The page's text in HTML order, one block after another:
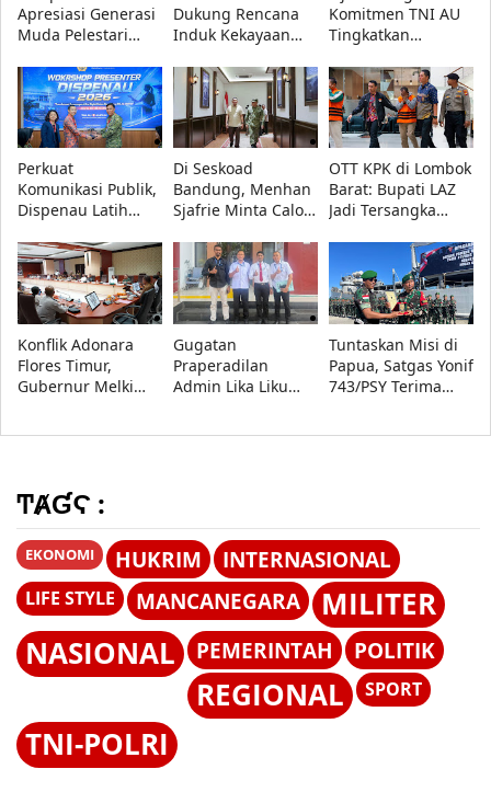
Apresiasi Generasi
Muda Pelestari
Penerima
Penghargaan
Diumumkan
Dukung Rencana
Induk Kekayaan
Nasional 2027-2036
di Forum Nasional
KI 2026
Komitmen TNI AU
Tingkatkan
Rumah Dinas
Prajurit dan Tata
Kelola Persediaan
Perkuat
Komunikasi Publik,
Dispenau Latih
Lewat Workshop TA
2026
Di Seskoad
Bandung, Menhan
Sjafrie Minta Calon
Siap Hadapi
Perang Informasi
OTT KPK di Lombok
Barat: Bupati LAZ
Jadi Tersangka
Dua Orang Lain
Konflik Adonara
Flores Timur,
Gubernur Melki
Gugatan
Praperadilan
Admin Lika Liku
Tuntaskan Misi di
Papua, Satgas Yonif
743/PSY Terima
ͲȺƓϚ :
EKONOMI HUKRIM INTERNASIONAL
LIFE STYLE MANCANEGARA
MILITER
NASIONAL
PEMERINTAH POLITIK
REGIONAL SPORT
TNI-POLRI